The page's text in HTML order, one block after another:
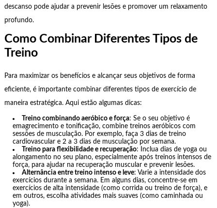
descanso pode ajudar a prevenir lesões e promover um relaxamento
profundo.
Como Combinar Diferentes Tipos de
Treino
Para maximizar os benefícios e alcançar seus objetivos de forma
eficiente, é importante combinar diferentes tipos de exercício de
maneira estratégica. Aqui estão algumas dicas:
Treino combinando aeróbico e força: Se o seu objetivo é
emagrecimento e tonificação, combine treinos aeróbicos com
sessões de musculação. Por exemplo, faça 3 dias de treino
cardiovascular e 2 a 3 dias de musculação por semana.
Treino para flexibilidade e recuperação: Inclua dias de yoga ou
alongamento no seu plano, especialmente após treinos intensos de
força, para ajudar na recuperação muscular e prevenir lesões.
Alternância entre treino intenso e leve: Varie a intensidade dos
exercícios durante a semana. Em alguns dias, concentre-se em
exercícios de alta intensidade (como corrida ou treino de força), e
em outros, escolha atividades mais suaves (como caminhada ou
yoga).